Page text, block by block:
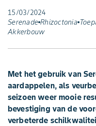
15/03/2024
Serenade Rhizoctonia
Akkerbouw
Met het gebruik van
aardappelen, als
seizoen weer mooie
bevestiging van de
verbeterde